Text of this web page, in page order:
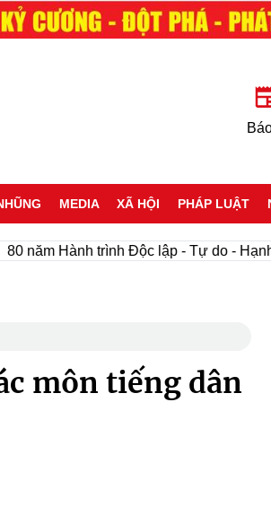
MEDIA XÃ HỘI PHÁP LUẬT
Hành trình Độc lập - Tự do - Hạnh phúc
môn tiếng dân